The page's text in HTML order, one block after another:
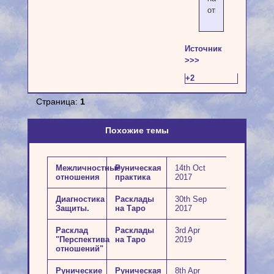
отношения
Источник
>>>
+2
Страница: 1
Похожие темы
Межличностные
отношения
Руническая
практика
14th Oct
2017
Диагностика
Защиты.
Расклады
на Таро
30th Sep
2017
Расклад
"Перспектива
отношений"
Расклады
на Таро
3rd Apr
2019
Рунические Руническая 8th Apr